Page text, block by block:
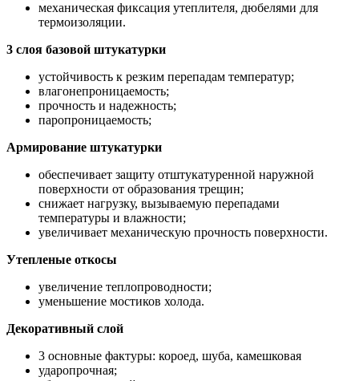
механическая фиксация утеплителя, дюбелями для
термоизоляции.
3 слоя базовой штукатурки
устойчивость к резким перепадам температур;
влагонепроницаемость;
прочность и надежность;
паропроницаемость;
Армирование штукатурки
обеспечивает защиту отштукатуренной наружной
поверхности от образования трещин;
снижает нагрузку, вызываемую перепадами
температуры и влажности;
увеличивает механическую прочность поверхности.
Утепленые откосы
увеличение теплопроводности;
уменьшение мостиков холода.
Декоративный слой
3 основные фактуры: короед, шуба, камешковая
ударопрочная;